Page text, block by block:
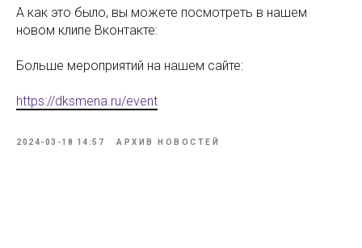
А как это было, вы можете посмотреть в нашем
новом клипе Вконтакте:
Больше мероприятий на нашем сайте:
https://dksmena.ru/event
2024-03-18 14:57 АРХИВ НОВОСТЕЙ